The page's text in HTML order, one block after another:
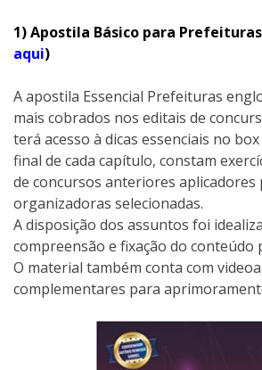
1) Apostila Básico para
aqui)
A apostila Essencial Prefeituras
mais cobrados nos editais de
terá acesso à dicas essenciais no
final de cada capítulo, constam
de concursos anteriores aplicadores
organizadoras selecionadas.
A disposição dos assuntos foi
compreensão e fixação do conteúdo
O material também conta com
complementares para